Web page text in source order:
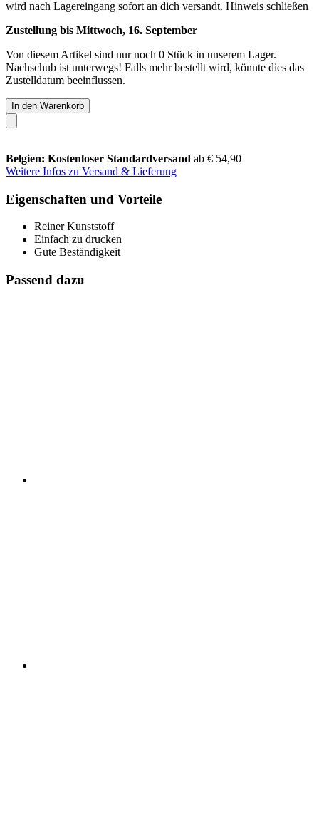
wird nach Lagereingang sofort an dich versandt. Hinweis schließen
Zustellung bis Mittwoch, 16. September
Von diesem Artikel sind nur noch 0 Stück in unserem Lager.
Nachschub ist unterwegs! Falls mehr bestellt wird, könnte dies das
Zustelldatum beeinflussen.
In den Warenkorb
Belgien: Kostenloser Standardversand ab € 54,90
Weitere Infos zu Versand & Lieferung
Eigenschaften und Vorteile
Reiner Kunststoff
Einfach zu drucken
Gute Beständigkeit
Passend dazu